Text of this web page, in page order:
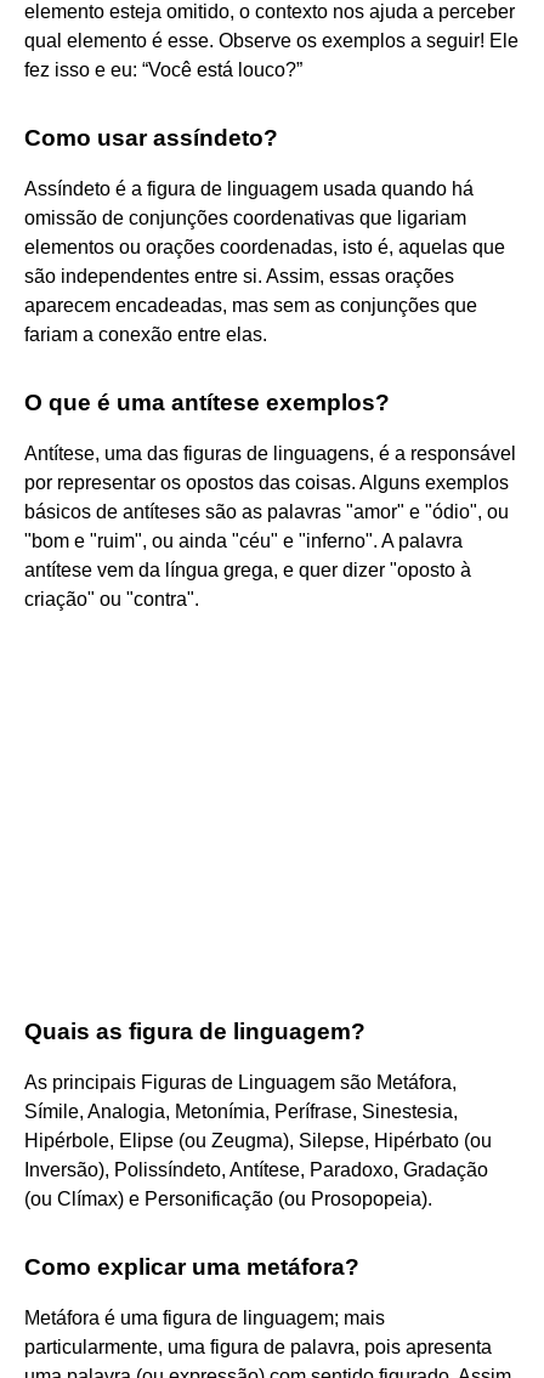
elemento esteja omitido, o contexto nos ajuda a perceber
qual elemento é esse. Observe os exemplos a seguir! Ele
fez isso e eu: “Você está louco?”
Como usar assíndeto?
Assíndeto é a figura de linguagem usada quando há
omissão de conjunções coordenativas que ligariam
elementos ou orações coordenadas, isto é, aquelas que
são independentes entre si. Assim, essas orações
aparecem encadeadas, mas sem as conjunções que
fariam a conexão entre elas.
O que é uma antítese exemplos?
Antítese, uma das figuras de linguagens, é a responsável
por representar os opostos das coisas. Alguns exemplos
básicos de antíteses são as palavras "amor" e "ódio", ou
"bom e "ruim", ou ainda "céu" e "inferno". A palavra
antítese vem da língua grega, e quer dizer "oposto à
criação" ou "contra".
Quais as figura de linguagem?
As principais Figuras de Linguagem são Metáfora,
Símile, Analogia, Metonímia, Perífrase, Sinestesia,
Hipérbole, Elipse (ou Zeugma), Silepse, Hipérbato (ou
Inversão), Polissíndeto, Antítese, Paradoxo, Gradação
(ou Clímax) e Personificação (ou Prosopopeia).
Como explicar uma metáfora?
Metáfora é uma figura de linguagem; mais
particularmente, uma figura de palavra, pois apresenta